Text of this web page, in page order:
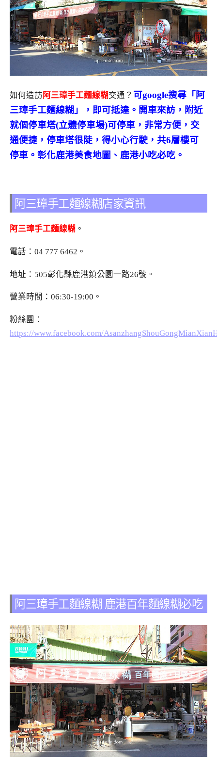
如何造訪 阿三璋手工麵線糊交通？ 可google搜尋「阿
三璋手工麵線糊」，即可抵達。開車來訪，附近
就個停車塔(立體停車場)可停車，非常方便，交
通便捷，停車塔很陡，得小心行駛，共6層樓可
停車。彰化鹿港美食地圖、鹿港小吃必吃。
阿三璋手工麵線糊店家資訊
阿三璋手工麵線糊 。
電話： 04 777 6462 。
地址：505彰化縣鹿港鎮公園一路26號。
營業時間：06:30-19:00。
粉絲團：
https://www.facebook.com/
阿三璋手工麵線糊 鹿港百年麵線糊必吃